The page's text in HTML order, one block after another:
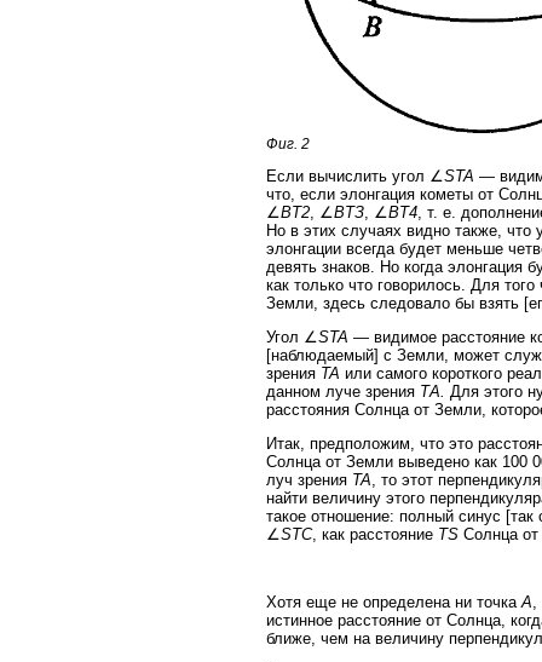
Фиг. 2
Если вычислить угол ∠STA —
что, если элонгация кометы от
∠BT2, ∠BTЗ, ∠BT4, т. е.
Но в этих случаях видно также, что
элонгации всегда будет меньше
девять знаков. Но когда элонгация
как только что говорилось. Для
Земли, здесь следовало бы взять
Угол ∠STA — видимое расстояние
[наблюдаемый] с Земли, может
зрения TA или самого короткого
данном луче зрения ТА. Для этого
расстояния Солнца от Земли,
Итак, предположим, что это
Солнца от Земли выведено как 100
луч зрения TA, то этот
найти величину этого
такое отношение: полный синус
∠STC, как расстояние TS Солнца
Хотя еще не определена ни точкаA,
истинное расстояние от Солнца,
ближе, чем на величину